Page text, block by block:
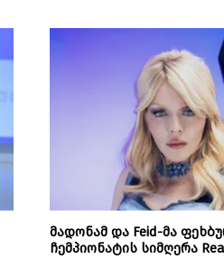
მადონამ და Feid-მა
ჩემპიონატის სიმღერა